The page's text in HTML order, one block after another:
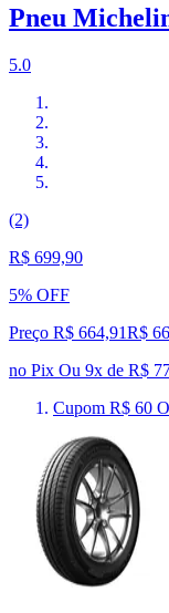
Pneu
5.0
(2)
R$ 699,90
5% OFF
Preço R$ 664,91R$
no Pix Ou 9x de R$
Cupom R$ 60